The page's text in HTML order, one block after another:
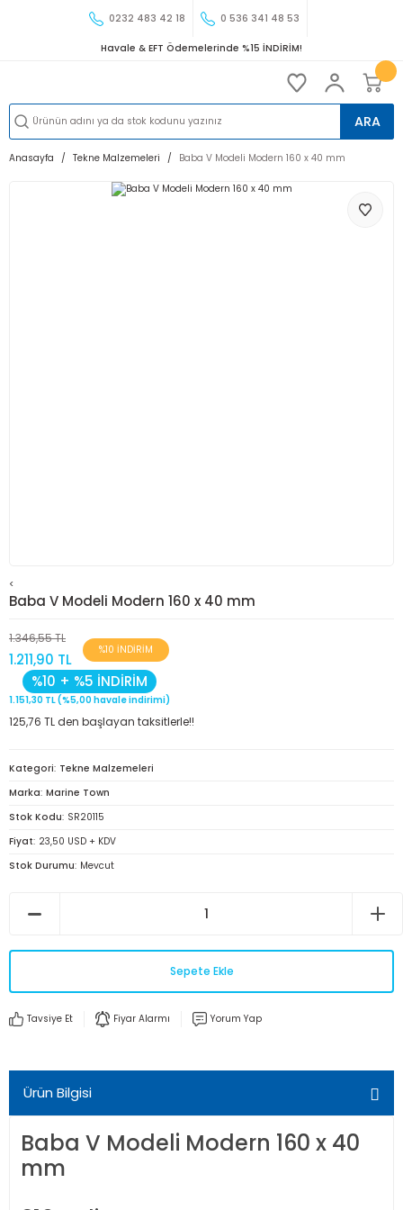
0232 483 42 18 0 536 341 48 53
Havale & EFT Ödemelerinde %15 İNDİRİM!
ARA
Anasayfa Tekne Malzemeleri Baba V Modeli Modern 160 x 40 mm
<
Baba V Modeli Modern 160 x 40 mm
1.346,55 TL
1.211,90 TL
%10 İNDİRİM
%10 + %5 İNDİRİM
1.151,30 TL (%5,00 havale indirimi)
125,76 TL den başlayan taksitlerle!!
Kategori Tekne Malzemeleri
Marka Marine Town
Stok Kodu SR20115
Fiyat 23,50 USD + KDV
Stok Durumu Mevcut
Sepete Ekle
Tavsiye Et Fiyar Alarmı Yorum Yap
Ürün Bilgisi
Baba V Modeli Modern 160 x 40
mm